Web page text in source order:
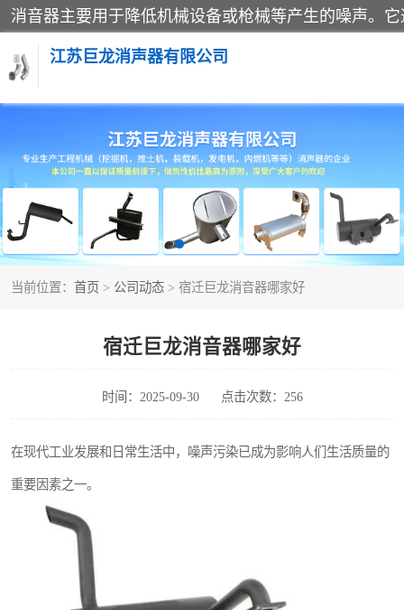
江苏巨龙消声器有限公司
当前位置： 首页 > 公司动态 > 宿迁巨龙消音器哪家好
宿迁巨龙消音器哪家好
时间：2025-09-30 点击次数：256
在现代工业发展和日常生活中，噪声污染已成为影响人们生活质量的
重要因素之一。
消声器